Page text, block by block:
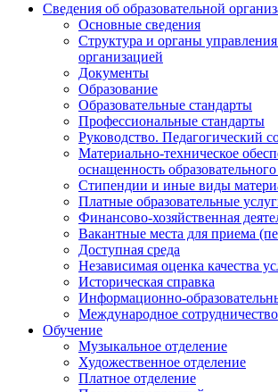
Сведения об образовательной
Основные сведения
Структура и органы управления
организацией
Документы
Образование
Образовательные стандарты
Профессиональные стандарты
Руководство. Педагогический
Материально-техническое
оснащенность
Стипендии и иные виды
Платные образовательные
Финансово-хозяйственная
Вакантные места для приема
Доступная среда
Независимая оценка качества
Историческая справка
Информационно-
Международное сотрудничество
Обучение
Музыкальное отделение
Художественное отделение
Платное отделение